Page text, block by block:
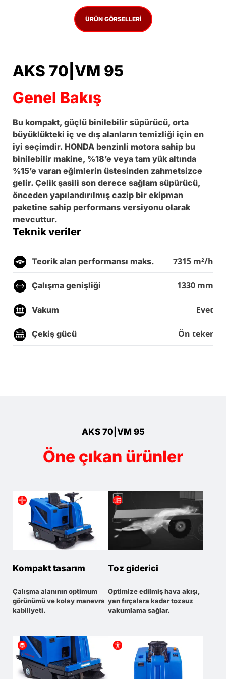
ÜRÜN GÖRSELLERI
AKS 70|VM 95
Genel Bakış
Bu kompakt, güçlü binilebilir süpürücü, orta
büyüklükteki iç ve dış alanların temizliği için en
iyi seçimdir. HONDA benzinli motora sahip bu
binilebilir makine, %18’e veya tam yük altında
%15’e varan eğimlerin üstesinden zahmetsizce
gelir. Çelik şasili son derece sağlam süpürücü,
önceden yapılandırılmış cazip bir ekipman
paketine sahip performans versiyonu olarak
mevcuttur.
Teknik veriler
Teorik alan performansı maks. 7315 m²/h
Çalışma genişliği 1330 mm
Vakum Evet
Çekiş gücü Ön teker
AKS 70|VM 95
Öne çıkan ürünler
Kompakt tasarım
Çalışma alanının optimum
görünümü ve kolay manevra
kabiliyeti.
Toz giderici
Optimize edilmiş hava akışı,
yan fırçalara kadar tozsuz
vakumlama sağlar.